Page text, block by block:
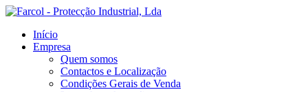
Início
Empresa
Quem somos
Contactos e Localização
Condições Gerais de Venda